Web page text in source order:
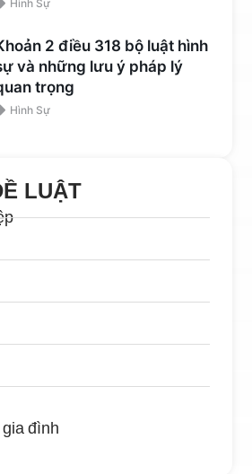
Hình Sự
2 điều 318 bộ luật hình
và những lưu ý pháp lý
trọng
Hình Sự
LUẬT
đình